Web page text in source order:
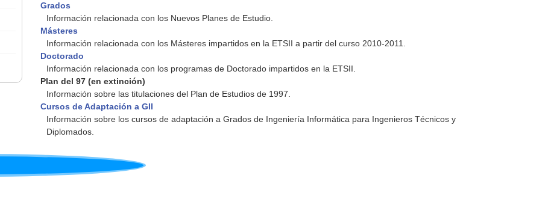
Grados
Información relacionada con los Nuevos Planes de Estudio.
Másteres
Información relacionada con los Másteres impartidos en la ETSII a partir del curso 2010-2011.
Doctorado
Información relacionada con los programas de Doctorado impartidos en la ETSII.
Plan del 97 (en extinción)
Información sobre las titulaciones del Plan de Estudios de 1997.
Cursos de Adaptación a GII
Información sobre los cursos de adaptación a Grados de Ingeniería Informática para Ingenieros Técnicos y
Diplomados.